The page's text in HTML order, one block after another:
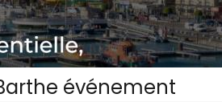
événement